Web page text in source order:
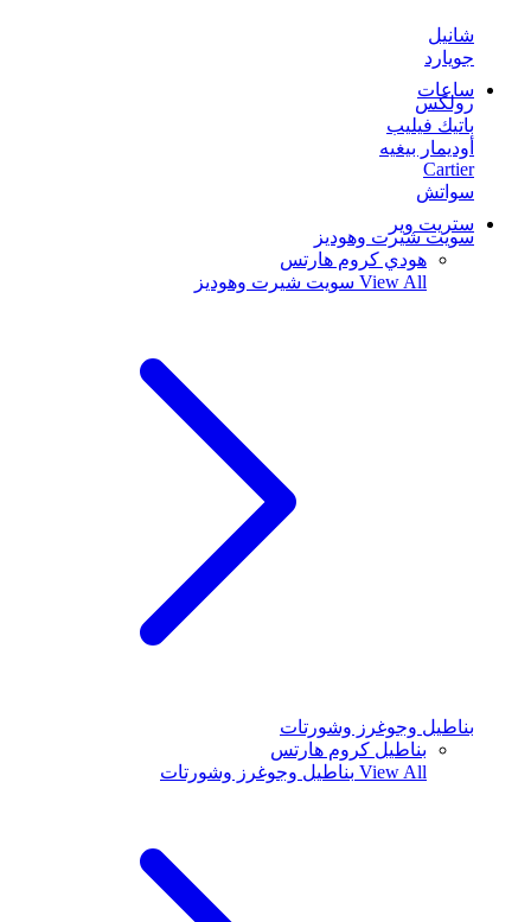
شانيل
جويارد
ساعات
رولكس
باتيك فيليب
أوديمار بيغيه
Cartier
سواتش
ستريت وير
سويت شيرت وهوديز
هودي كروم هارتس
View All سويت شيرت وهوديز
بناطيل وجوغرز وشورتات
بناطيل كروم هارتس
View All بناطيل وجوغرز وشورتات